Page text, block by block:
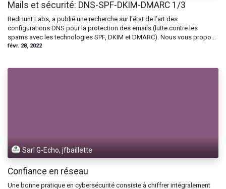
Mails et sécurité: DNS-SPF-DKIM-DMARC 1/3
RedHunt Labs, a publié une recherche sur l’état de l’art des
configurations DNS pour la protection des emails (lutte contre les
spams avec les technologies SPF, DKIM et DMARC). Nous vous propo...
févr. 28, 2022
Sarl G-Echo, jfbaillette
Confiance en réseau
Une bonne pratique en cybersécurité consiste à chiffrer intégralement